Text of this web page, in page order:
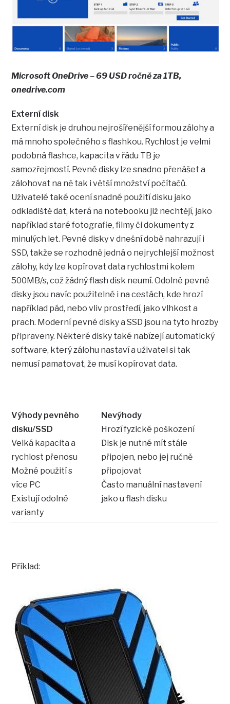
Microsoft OneDrive – 69 USD ročně za 1TB,
onedrive.com
Externí disk
Externí disk je druhou nejrošířenější formou zálohy a
má mnoho společného s flashkou. Rychlost je velmi
podobná flashce, kapacita v řádu TB je
samozřejmostí. Pevné disky lze snadno přenášet a
zálohovat na ně tak i větší množství počítačů.
Uživatelé také ocení snadné použití disku jako
odkladiště dat, která na notebooku již nechtějí, jako
například staré fotografie, filmy či dokumenty z
minulých let. Pevné disky v dnešní době nahrazují i
SSD, takže se rozhodně jedná o nejrychlejší možnost
zálohy, kdy lze kopírovat data rychlostmi kolem
500MB/s, což žádný flash disk neumí. Odolné pevné
disky jsou navíc použitelné i na cestách, kde hrozí
například pád, nebo vliv prostředí, jako vlhkost a
prach. Moderní pevné disky a SSD jsou na tyto hrozby
připraveny. Některé disky také nabízejí automatický
software, který zálohu nastaví a uživatel si tak
nemusí pamatovat, že musí kopírovat data.
Výhody pevného
disku/SSD
Velká kapacita a
rychlost přenosu
Možné použití s
více PC
Existují odolné
varianty
Nevýhody
Hrozí fyzické poškození
Disk je nutné mít stále
připojen, nebo jej ručně
připojovat
Často manuální nastavení
jako u flash disku
Příklad: